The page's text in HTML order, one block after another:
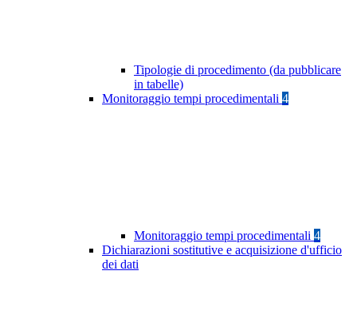
Tipologie di procedimento (da pubblicare
in tabelle)
Monitoraggio tempi procedimentali 4
Monitoraggio tempi procedimentali 4
Dichiarazioni sostitutive e acquisizione d'ufficio
dei dati